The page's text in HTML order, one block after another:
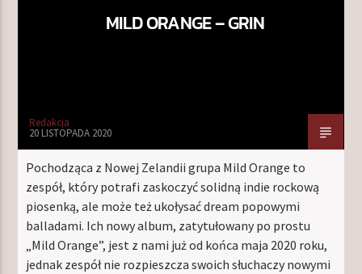
MILD ORANGE – GRIN
Redakcja
20 LISTOPADA 2020
Pochodząca z Nowej Zelandii grupa Mild Orange to
zespół, który potrafi zaskoczyć solidną indie rockową
piosenką, ale może też ukołysać dream popowymi
balladami. Ich nowy album, zatytułowany po prostu
„Mild Orange”, jest z nami już od końca maja 2020 roku,
jednak zespół nie rozpieszcza swoich słuchaczy nowymi